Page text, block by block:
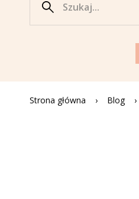
Strona główna Blog